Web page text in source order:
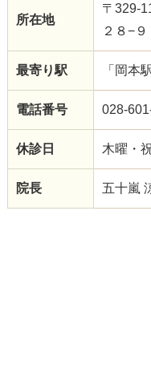
所在地
〒329-
２８−９
最寄り駅 「岡本
電話番号 028-
休診日 木曜・
院長 五十嵐